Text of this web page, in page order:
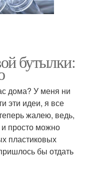
бутылки:
дома? У меня ни
эти идеи, я все
жалею, ведь,
и просто можно
пластиковых
бы отдать